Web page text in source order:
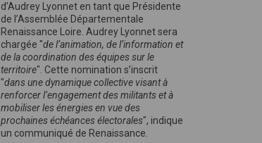
d’Audrey Lyonnet en tant que Présidente
de l’Assemblée Départementale
Renaissance Loire. Audrey Lyonnet sera
chargée "de l’animation, de l’information et
de la coordination des équipes sur le
territoire". Cette nomination s’inscrit
"dans une dynamique collective visant à
renforcer l’engagement des militants et à
mobiliser les énergies en vue des
prochaines échéances électorales", indique
un communiqué de Renaissance.